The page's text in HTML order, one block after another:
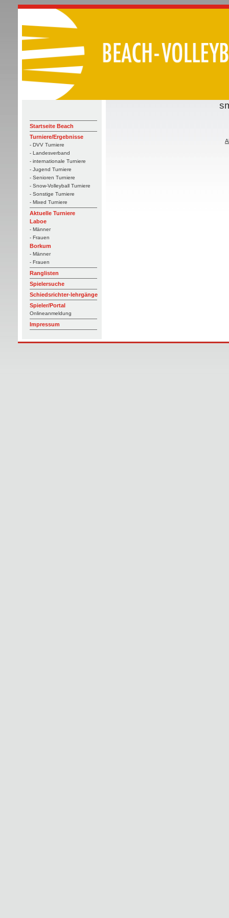
Startseite Beach
Turniere/Ergebnisse
- DVV Turniere
- Landesverband
- internationale Turniere
- Jugend Turniere
- Senioren Turniere
- Snow-Volleyball Turniere
- Sonstige Turniere
- Mixed Turniere
Aktuelle Turniere
Laboe
- Männer
- Frauen
Borkum
- Männer
- Frauen
Ranglisten
Spielersuche
Schiedsrichter-lehrgänge
Spieler/Portal
Onlineanmeldung
Impressum